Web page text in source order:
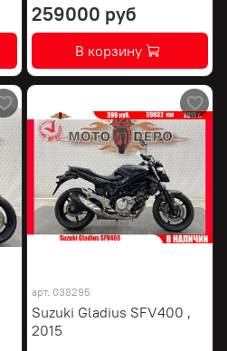
259000 руб
В корзину
арт. 038295
Suzuki Gladius SFV400 ,
2015